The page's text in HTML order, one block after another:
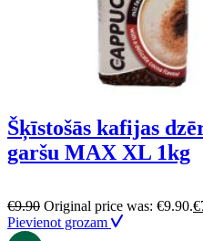
Šķīstošās kafijas
garšu MAX XL 1kg
€9.90 Original price was: €9.90.€
Pievienot grozam